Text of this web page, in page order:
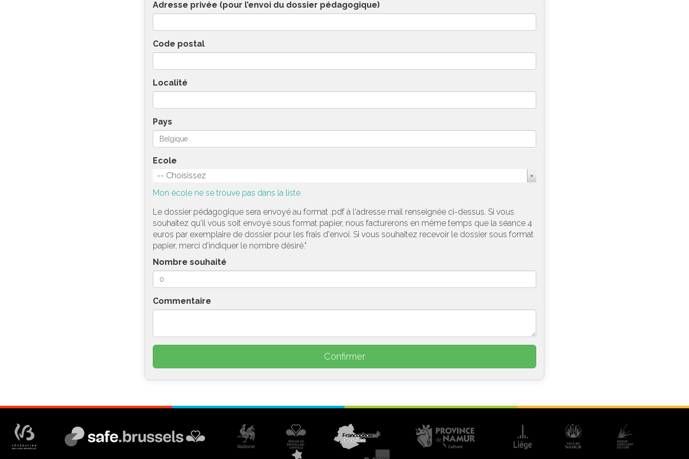
Adresse privée (pour l’envoi du dossier pédagogique)
Code postal
Localité
Pays
Ecole
-- Choisissez
Mon école ne se trouve pas dans la liste
Le dossier pédagogique sera envoyé au format .pdf à l'adresse mail renseignée ci-dessus. Si vous
souhaitez qu'il vous soit envoyé sous format papier, nous facturerons en même temps que la séance 4
euros par exemplaire de dossier pour les frais d'envoi. Si vous souhaitez recevoir le dossier sous format
papier, merci d'indiquer le nombre désiré."
Nombre souhaité
Commentaire
Confirmer